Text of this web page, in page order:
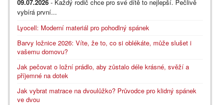
09.07.2026 - Každý rodič chce pro své dítě to nejlepší. Pečlivě
vybírá první...
Lyocell: Moderní materiál pro pohodlný spánek
Barvy ložnice 2026: Víte, že to, co si oblékáte, může slušet i
vašemu domovu?
Jak pečovat o ložní prádlo, aby zůstalo déle krásné, svěží a
příjemné na dotek
Jak vybrat matrace na dvoulůžko? Průvodce pro klidný spánek
ve dvou